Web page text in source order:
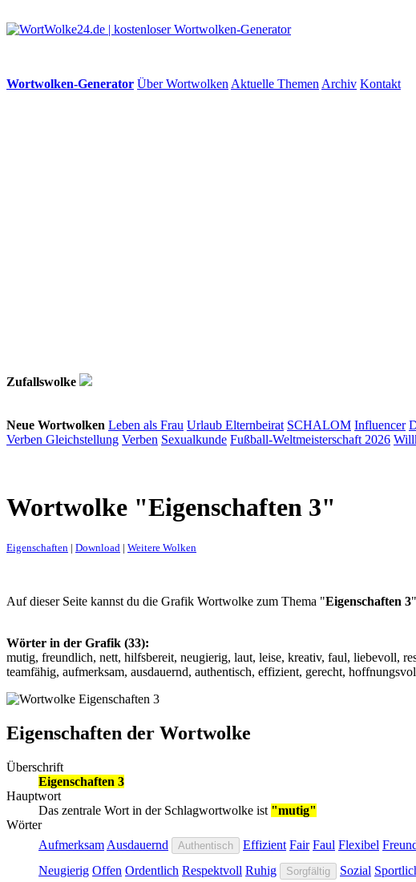
Wortwolken-Generator Über Wortwolken Aktuelle Themen Archiv Kontakt
Zufallswolke
Neue Wortwolken Leben als Frau Urlaub Elternbeirat SCHALOM Influencer
Verben Gleichstellung Verben Sexualkunde Fußball-Weltmeisterschaft 2026
Wortwolke "Eigenschaften 3"
Eigenschaften | Download | Weitere Wolken
Auf dieser Seite kannst du die Grafik Wortwolke zum Thema "Eigenschaften 3
Wörter in der Grafik (33):
mutig, freundlich, nett, hilfsbereit, neugierig, laut, leise, kreativ, faul, liebevoll,
teamfähig, aufmerksam, ausdauernd, authentisch, effizient, gerecht,
Eigenschaften der Wortwolke
Überschrift
Eigenschaften 3
Hauptwort
Das zentrale Wort in der Schlagwortwolke ist "mutig"
Wörter
Aufmerksam Ausdauernd Authentisch Effizient Fair Faul Flexibel
Neugierig Offen Ordentlich Respektvoll Ruhig Sorgfältig Sozial